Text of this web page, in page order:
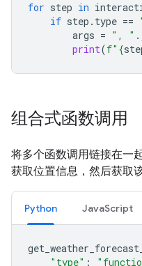
for step in
if step . type ==
args = ", " .
print(f" {
组合式函数调用
将多个函数调用链接在一
获取位置信息，然后获取
Python JavaScript
"type" :